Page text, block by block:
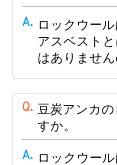
ロックウー
アスベスト
はありませ
豆炭アンカ
すか。
ロックウー